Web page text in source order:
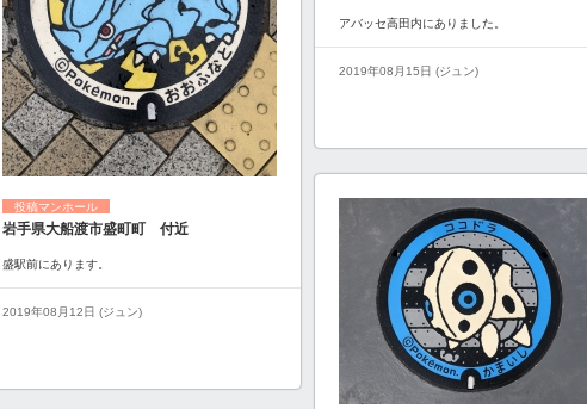
アバッセ高田内にありました。
2019年08月15日 (ジュン)
投稿マンホール
岩手県大船渡市盛町町 付近
盛駅前にあります。
2019年08月12日 (ジュン)